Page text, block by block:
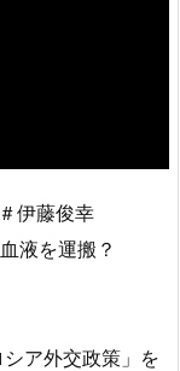
伊藤俊幸
液を運搬？
ア外交政策」を